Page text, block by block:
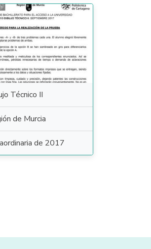
Técnico II
de Murcia
de 2017